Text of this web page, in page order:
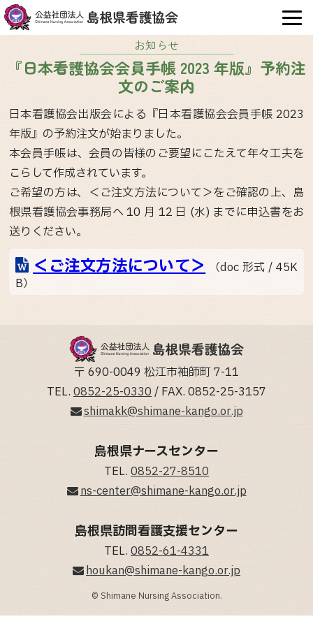
お知らせ
『日本看護協会会員手帳 2023 年版』予約注
文のご案内
日本看護協会出版会による『日本看護協会会員手帳 2023
年版』の予約注文が始まりました。
本会員手帳は、会員の皆様のご要望にこたえて年々工夫を
こらして作成されています。
ご希望の方は、＜ご注文方法について＞をご確認の上、島
根県看護協会事務局へ 10 月 12 日 (水) までに申込書をお
送りください。
＜ご注文方法について＞ （doc 形式 / 45K
B）
〒 690-0049 松江市袖師町 7-11
TEL. 0852-25-0330 / FAX. 0852-25-3157
shimakk@shimane-kango.or.jp
島根県ナースセンター
TEL. 0852-27-8510
ns-center@shimane-kango.or.jp
島根県訪問看護支援センター
TEL. 0852-61-4331
houkan@shimane-kango.or.jp
© Shimane Nursing Association.